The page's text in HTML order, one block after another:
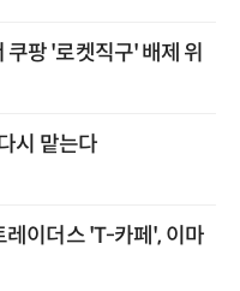
팡 '로켓직구' 배제 위
시 맡는다
이더스 'T-카페', 이마